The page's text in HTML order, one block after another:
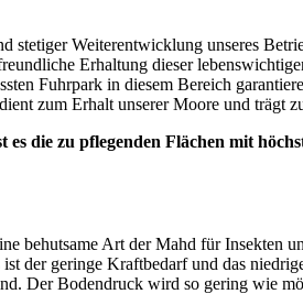
stetiger Weiterentwicklung unseres
Erhaltung dieser
Fuhrpark in diesem Bereich
zum Erhalt unserer Moore und trägt
es die zu pflegenden Flächen mit
behutsame Art der Mahd für Insekten
der geringe Kraftbedarf und das
Der Bodendruck wird so gering wie